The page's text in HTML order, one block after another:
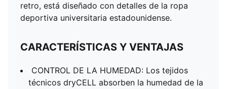
retro, está diseñado con detalles de la ropa
deportiva universitaria estadounidense.
CARACTERÍSTICAS Y VENTAJAS
CONTROL DE LA HUMEDAD: Los tejidos
técnicos dryCELL absorben la humedad de la